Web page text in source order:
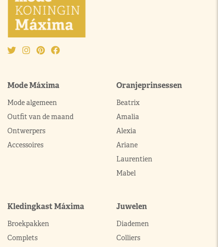
Mode Máxima
Mode algemeen
Outfit van de maand
Ontwerpers
Accessoires
Oranjeprinsessen
Beatrix
Amalia
Alexia
Ariane
Laurentien
Mabel
Kledingkast Máxima
Broekpakken
Complets
Juwelen
Diademen
Colliers